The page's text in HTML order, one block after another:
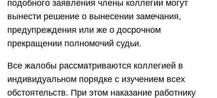
подобного заявления члены коллегии могут
вынести решение о вынесении замечания,
предупреждения или же о досрочном
прекращении полномочий судьи.
Все жалобы рассматриваются коллегией в
индивидуальном порядке с изучением всех
обстоятельств. При этом наказание работнику